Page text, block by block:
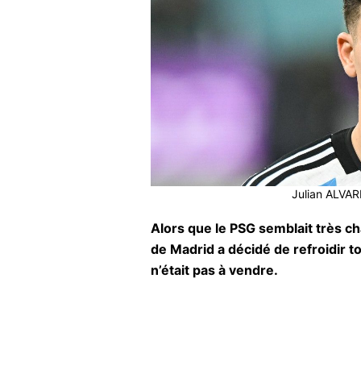
Julian
Alors que le PSG semblait très
de Madrid a décidé de refroidir
n’était pas à vendre.